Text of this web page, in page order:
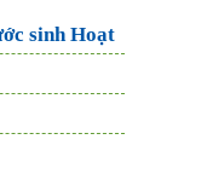
sinh Hoạt